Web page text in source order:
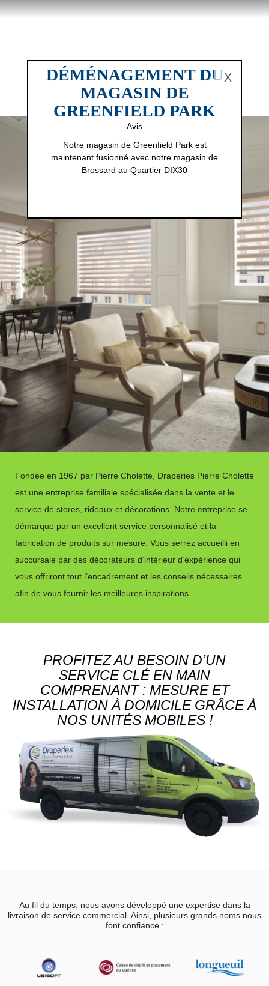
DÉMÉNAGEMENT DU
MAGASIN DE
GREENFIELD PARK
Avis
Notre magasin de Greenfield Park est
maintenant fusionné avec notre magasin de
Brossard au Quartier DIX30
X
Fondée en 1967 par Pierre Cholette, Draperies Pierre Cholette
est une entreprise familiale spécialisée dans la vente et le
service de stores, rideaux et décorations. Notre entreprise se
démarque par un excellent service personnalisé et la
fabrication de produits sur mesure. Vous serrez accueilli en
succursale par des décorateurs d’intérieur d’expérience qui
vous offriront tout l’encadrement et les conseils nécessaires
afin de vous fournir les meilleures inspirations.
PROFITEZ AU BESOIN D’UN
SERVICE CLÉ EN MAIN
COMPRENANT : MESURE ET
INSTALLATION À DOMICILE GRÂCE À
NOS UNITÉS MOBILES !
Au fil du temps, nous avons développé une expertise dans la
livraison de service commercial. Ainsi, plusieurs grands noms nous
font confiance :